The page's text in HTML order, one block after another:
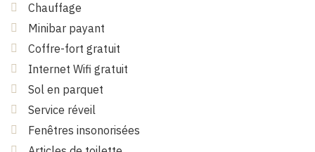
Chauffage
Minibar payant
Coffre-fort gratuit
Internet Wifi gratuit
Sol en parquet
Service réveil
Fenêtres insonorisées